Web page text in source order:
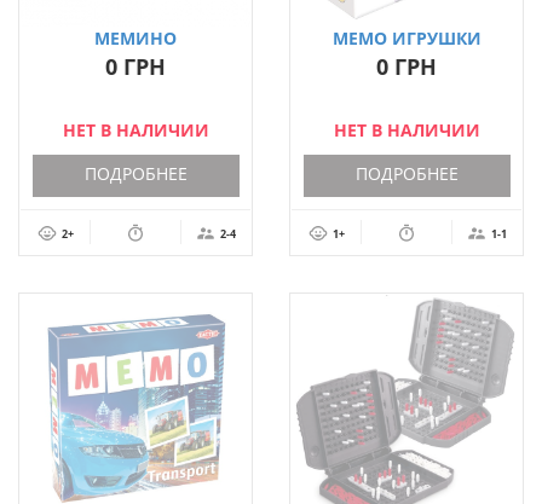
МЕМИНО
0 ГРН
НЕТ В НАЛИЧИИ
ПОДРОБНЕЕ
2+ 2-4
МЕМО ИГРУШКИ
0 ГРН
НЕТ В НАЛИЧИИ
ПОДРОБНЕЕ
1+ 1-1